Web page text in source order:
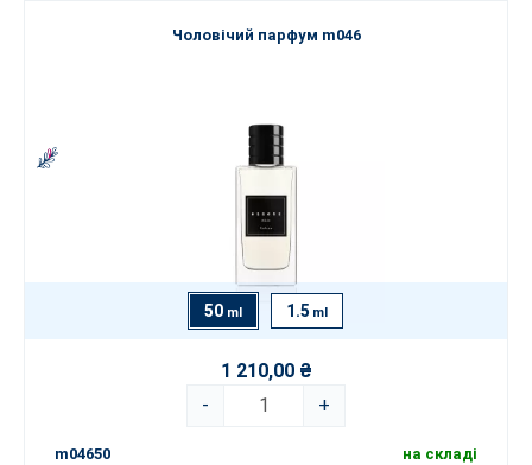
Чоловічий парфум m046
50 ml 1.5 ml
1 210,00 ₴
-
+
m04650 на складі